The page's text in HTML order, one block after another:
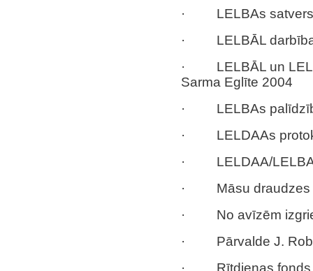
· LELBAs
· LELBĀL
· LELBĀL un
Sarma Eglīte 2004
· LELBAs
· LELDAAs
· LELDAA/LELBA
· Māsu draudzes
· No avīzēm
· Pārvalde J.
· Rītdienas fonds